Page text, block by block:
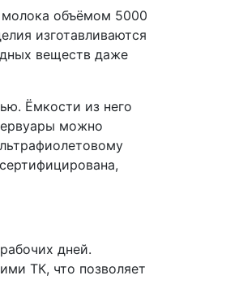
молока объёмом 5000
изготавливаются
веществ даже
Ёмкости из него
можно
дней.
ТК, что позволяет